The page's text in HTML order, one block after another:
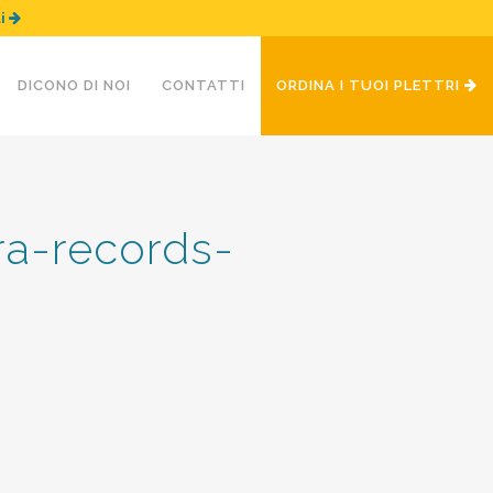
DICONO DI NOI CONTATTI ORDINA I TUOI PLETTRI
records-